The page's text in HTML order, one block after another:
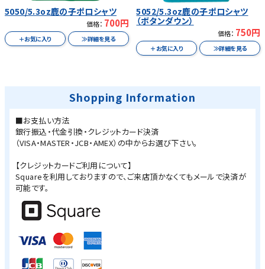
5050/5.3oz鹿の子ポロシャツ
価格： 700円
5052/5.3oz鹿の子ポロシャツ
（ボタンダウン）
価格： 750円
Shopping Information
■お支払い方法
銀行振込・代金引換・クレジットカード決済
（VISA・MASTER・JCB・AMEX）の中からお選び下さい。
【クレジットカードご利用について】
Squareを利用しておりますので、ご来店頂かなくてもメールで決済が
可能です。